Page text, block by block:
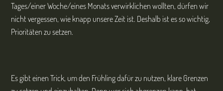
Tages/einer Woche/eines Monats verwirklichen wollten, dürfen wir
nicht vergessen, wie knapp unsere Zeit ist. Deshalb ist es so wichtig,
Prioritäten zu setzen.
Es gibt einen Trick, um den Frühling dafür zu nutzen, klare Grenzen